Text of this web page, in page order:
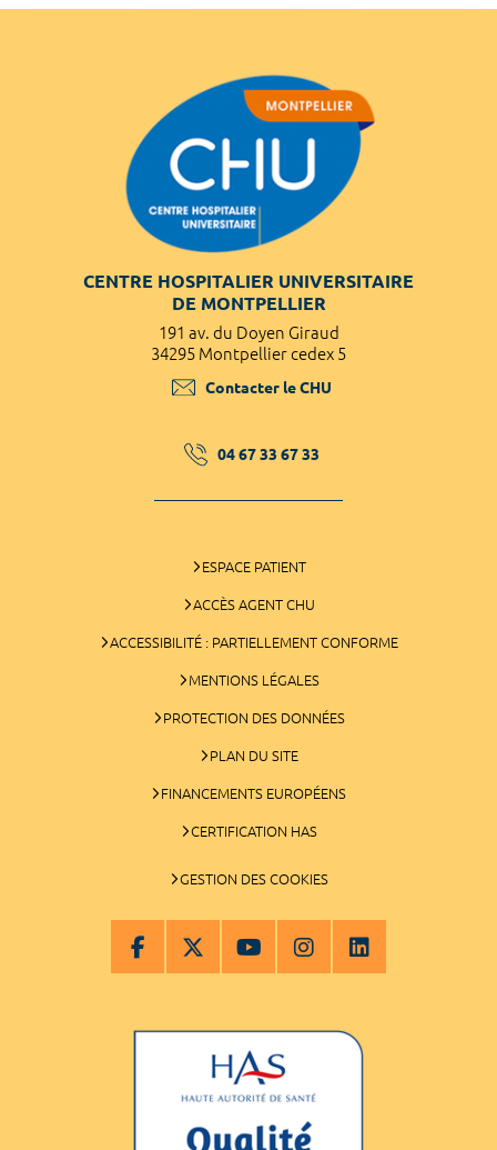
CENTRE HOSPITALIER UNIVERSITAIRE
DE MONTPELLIER
191 av. du Doyen Giraud
34295 Montpellier cedex 5
Contacter le CHU
04 67 33 67 33
ESPACE PATIENT
ACCÈS AGENT CHU
ACCESSIBILITÉ : PARTIELLEMENT CONFORME
MENTIONS LÉGALES
PROTECTION DES DONNÉES
PLAN DU SITE
FINANCEMENTS EUROPÉENS
CERTIFICATION HAS
GESTION DES COOKIES